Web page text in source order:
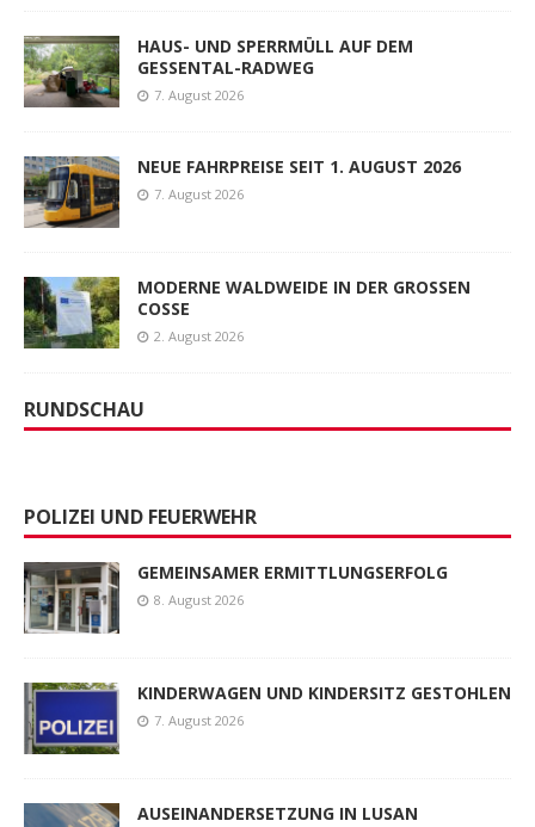
HAUS- UND SPERRMÜLL AUF DEM
GESSENTAL-RADWEG
7. August 2026
NEUE FAHRPREISE SEIT 1. AUGUST 2026
7. August 2026
MODERNE WALDWEIDE IN DER GROSSEN
COSSE
2. August 2026
RUNDSCHAU
POLIZEI UND FEUERWEHR
GEMEINSAMER ERMITTLUNGSERFOLG
8. August 2026
KINDERWAGEN UND KINDERSITZ GESTOHLEN
7. August 2026
AUSEINANDERSETZUNG IN LUSAN